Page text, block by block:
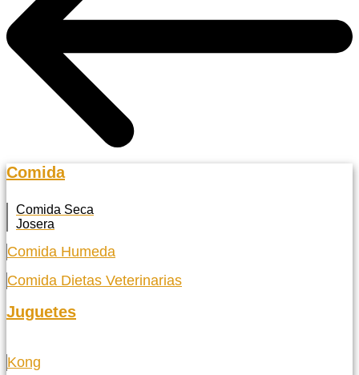
Comida
Comida Seca
Josera
Comida Humeda
Comida Dietas Veterinarias
Juguetes
Kong